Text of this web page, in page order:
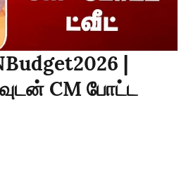
|
CM போட்ட